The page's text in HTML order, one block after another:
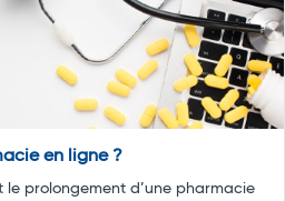
en ligne ?
le prolongement d’une pharmacie